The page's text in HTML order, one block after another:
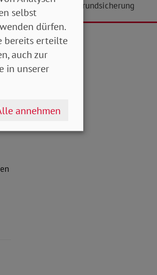
Corona-Krise: Grundsicherung
1
selbst
dürfen.
bereits erteilte
auch zur
in unserer
annehmen